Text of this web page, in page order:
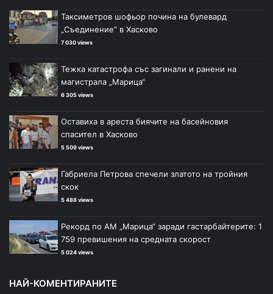
Таксиметров шофьор почина на булевард
„Съединение“ в Хасково
7 030 views
Тежка катастрофа със загинали и ранени на
магистрала „Марица“
6 305 views
Оставиха в ареста биячите на басейновия
спасител в Хасково
5 509 views
Габриела Петрова спечели златото на тройния
скок
5 488 views
Рекорд по АМ „Марица“ заради гастарбайтерите: 1
759 превишения на средната скорост
5 024 views
НАЙ-КОМЕНТИРАНИТЕ